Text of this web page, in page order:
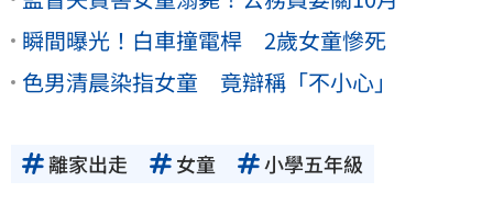
瞬間曝光！白車撞電桿 2歲女童慘死
色男清晨染指女童 竟辯稱「不小心」
離家出走 女童 小學五年級